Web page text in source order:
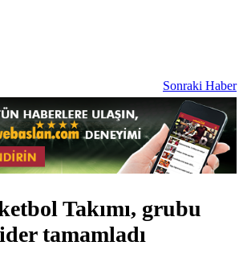
Sonraki Haber
Takımı, grubu
tamamladı